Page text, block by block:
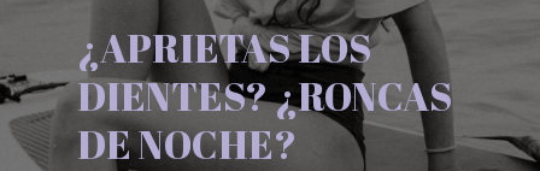
¿APRIETASLOS
DIENTES?¿RONCAS
DENOCHE?